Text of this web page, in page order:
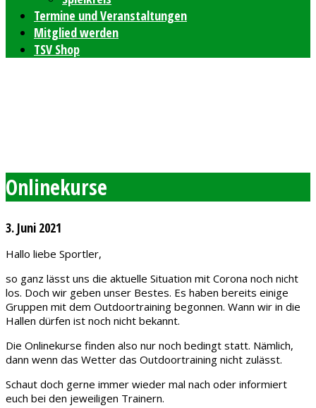
Termine und Veranstaltungen
Mitglied werden
TSV Shop
Onlinekurse
3. Juni 2021
Hallo liebe Sportler,
so ganz lässt uns die aktuelle Situation mit Corona noch nicht
los. Doch wir geben unser Bestes. Es haben bereits einige
Gruppen mit dem Outdoortraining begonnen. Wann wir in die
Hallen dürfen ist noch nicht bekannt.
Die Onlinekurse finden also nur noch bedingt statt. Nämlich,
dann wenn das Wetter das Outdoortraining nicht zulässt.
Schaut doch gerne immer wieder mal nach oder informiert
euch bei den jeweiligen Trainern.